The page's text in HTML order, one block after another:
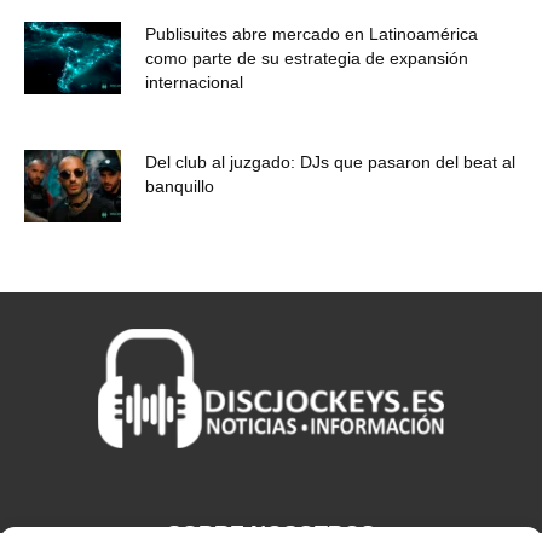
Publisuites abre mercado en Latinoamérica
como parte de su estrategia de expansión
internacional
Del club al juzgado: DJs que pasaron del beat al
banquillo